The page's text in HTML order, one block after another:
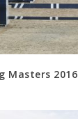
Masters 2016